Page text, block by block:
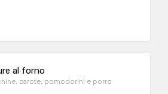
al forno
carote, pomodorini e porro